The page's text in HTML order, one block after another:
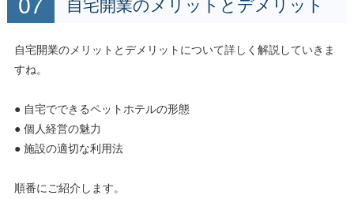
自宅開業のメリットとデメリットについて詳しく解説していきま
すね。
● 自宅でできるペットホテルの形態
● 個人経営の魅力
● 施設の適切な利用法
順番にご紹介します。